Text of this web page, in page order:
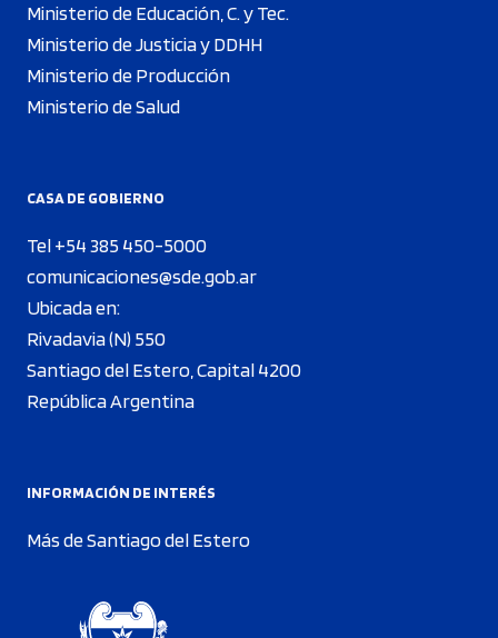
Ministerio de Educación, C. y Tec.
Ministerio de Justicia y DDHH
Ministerio de Producción
Ministerio de Salud
CASA DE GOBIERNO
Tel +54 385 450-5000
comunicaciones@sde.gob.ar
Ubicada en:
Rivadavia (N) 550
Santiago del Estero, Capital 4200
República Argentina
INFORMACIÓN DE INTERÉS
Más de Santiago del Estero